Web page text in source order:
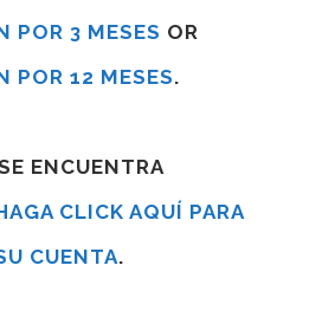
POR 3 MESES OR
POR 12 MESES.
ENCUENTRA
CLICK AQUÍ PARA
CUENTA.